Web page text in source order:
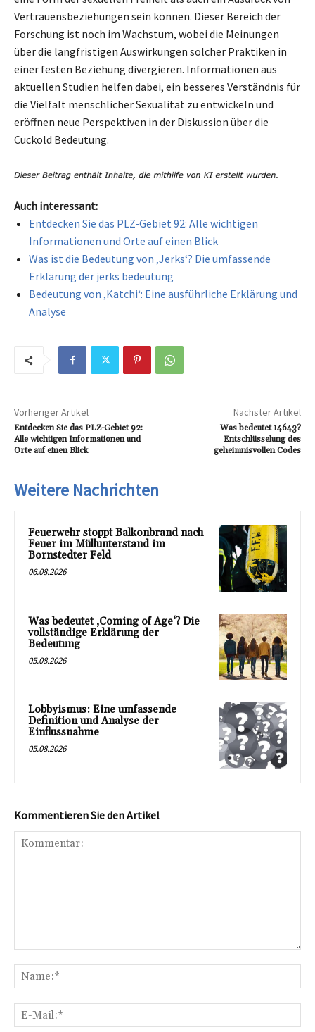
Vertrauensbeziehungen sein können. Dieser Bereich der
Forschung ist noch im Wachstum, wobei die Meinungen
über die langfristigen Auswirkungen solcher Praktiken in
einer festen Beziehung divergieren. Informationen aus
aktuellen Studien helfen dabei, ein besseres Verständnis für
die Vielfalt menschlicher Sexualität zu entwickeln und
eröffnen neue Perspektiven in der Diskussion über die
Cuckold Bedeutung.
Auch interessant:
Entdecken Sie das PLZ-Gebiet 92: Alle wichtigen
Informationen und Orte auf einen Blick
Was ist die Bedeutung von ‚Jerks‘? Die umfassende
Erklärung der jerks bedeutung
Bedeutung von ‚Katchi‘: Eine ausführliche Erklärung und
Analyse
Vorheriger Artikel
Entdecken Sie das PLZ-Gebiet 92:
Alle wichtigen Informationen und
Orte auf einen Blick
Nächster Artikel
Was bedeutet 14643?
Entschlüsselung des
geheimnisvollen Codes
Weitere Nachrichten
Feuerwehr stoppt Balkonbrand nach
Feuer im Müllunterstand im
Bornstedter Feld
06.08.2026
Was bedeutet ‚Coming of Age‘? Die
vollständige Erklärung der
Bedeutung
05.08.2026
Lobbyismus: Eine umfassende
Definition und Analyse der
Einflussnahme
05.08.2026
Kommentieren Sie den Artikel